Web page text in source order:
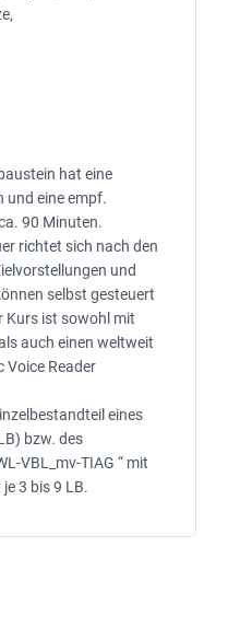
hat eine
und eine empf.
90 Minuten.
richtet sich nach den
und
selbst gesteuert
Kurs ist sowohl mit
auch einen weltweit
Voice Reader
eines
bzw. des
VBL_mv-TIAG “ mit
3 bis 9 LB.